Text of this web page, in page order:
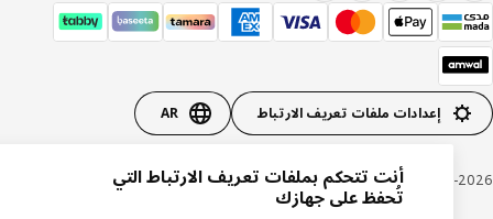
إعدادات ملفات تعريف الارتباط AR
Inter IKEA Systems B.V. 1999-
أنت تتحكم بملفات تعريف الارتباط التي
تُحفظ على جهازك